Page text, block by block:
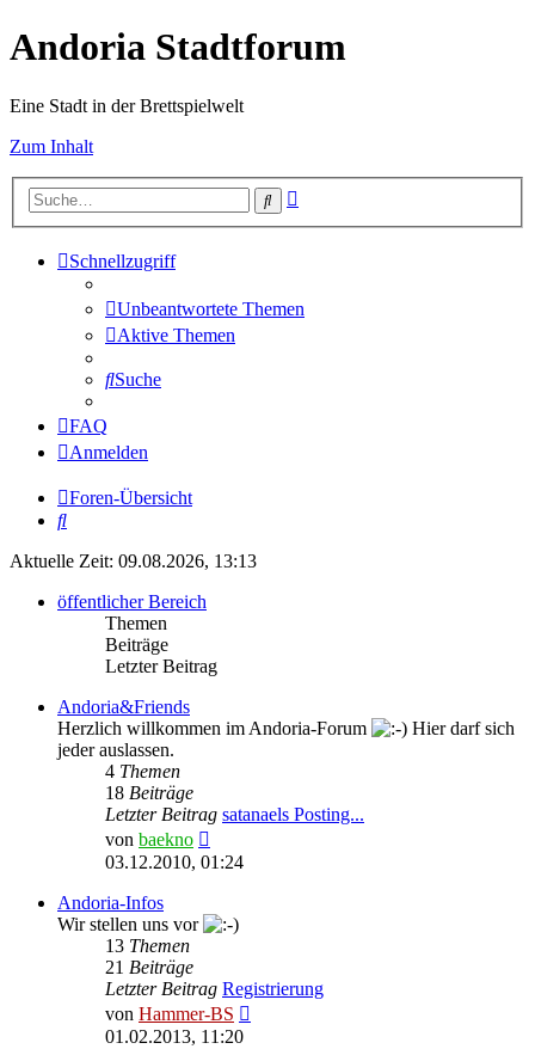
Andoria Stadtforum
Eine Stadt in der Brettspielwelt
Zum Inhalt
Suche
Schnellzugriff
Unbeantwortete Themen
Aktive Themen
Suche
FAQ
Anmelden
Foren-Übersicht
Suche
Aktuelle Zeit: 09.08.2026, 13:13
öffentlicher Bereich
Themen
Beiträge
Letzter Beitrag
Andoria&Friends
Herzlich willkommen im Andoria-Forum
Hier darf sich
jeder auslassen.
4 Themen
18 Beiträge
Letzter Beitrag satanaels Posting...
von baekno
Beitrag
03.12.2010, 01:24
Andoria-Infos
Wir stellen uns vor
13 Themen
21 Beiträge
Letzter Beitrag Registrierung
von Hammer-BS
01.02.2013, 11:20